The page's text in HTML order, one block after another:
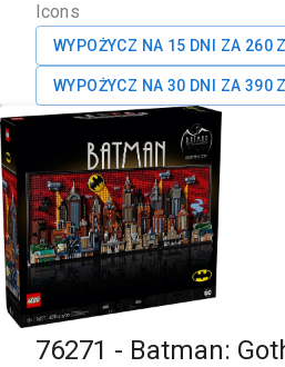
Icons
WYPOŻYCZ NA 15 DNI ZA 260
WYPOŻYCZ NA 30 DNI ZA 390
76271 - Batman: